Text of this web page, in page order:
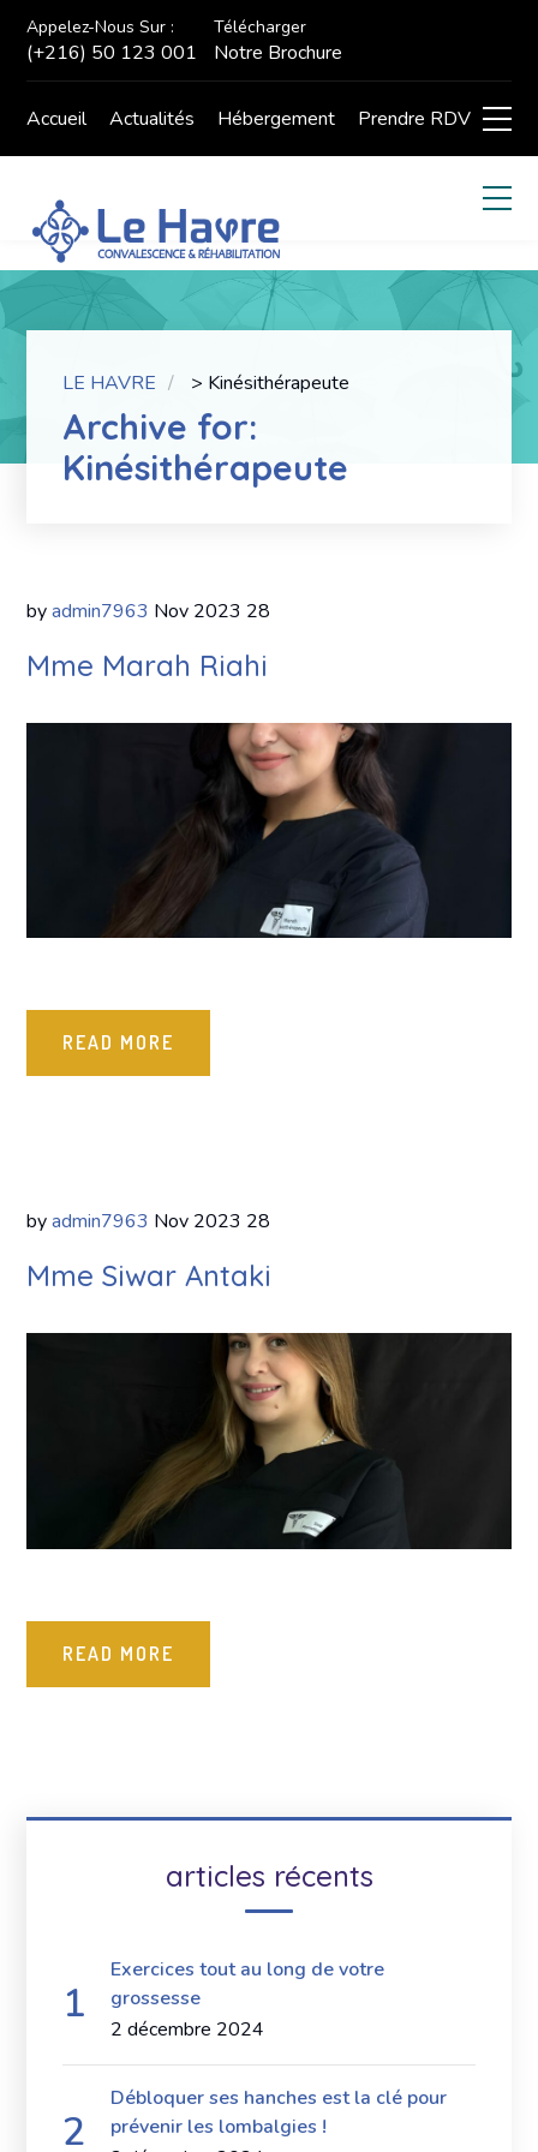
Appelez-Nous Sur :
(+216) 50 123 001
Télécharger
Notre Brochure
Accueil Actualités Hébergement Prendre RDV
LE HAVRE > Kinésithérapeute
Archive for:
Kinésithérapeute
by admin7963 Nov 2023 28
Mme Marah Riahi
READ MORE
by admin7963 Nov 2023 28
Mme Siwar Antaki
READ MORE
articles récents
Exercices tout au long de votre
grossesse
2 décembre 2024
Débloquer ses hanches est la clé pour
prévenir les lombalgies !